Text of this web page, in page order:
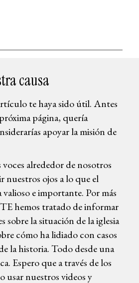
causa
te haya sido útil. Antes
página, quería
apoyar la misión de
voces alrededor de nosotros
nuestros ojos a lo que el
e importante. Por más
hemos tratado de informar
sobre la situación de la iglesia
cómo ha lidiado con casos
la historia. Todo desde una
Espero que a través de los
usar nuestros videos y